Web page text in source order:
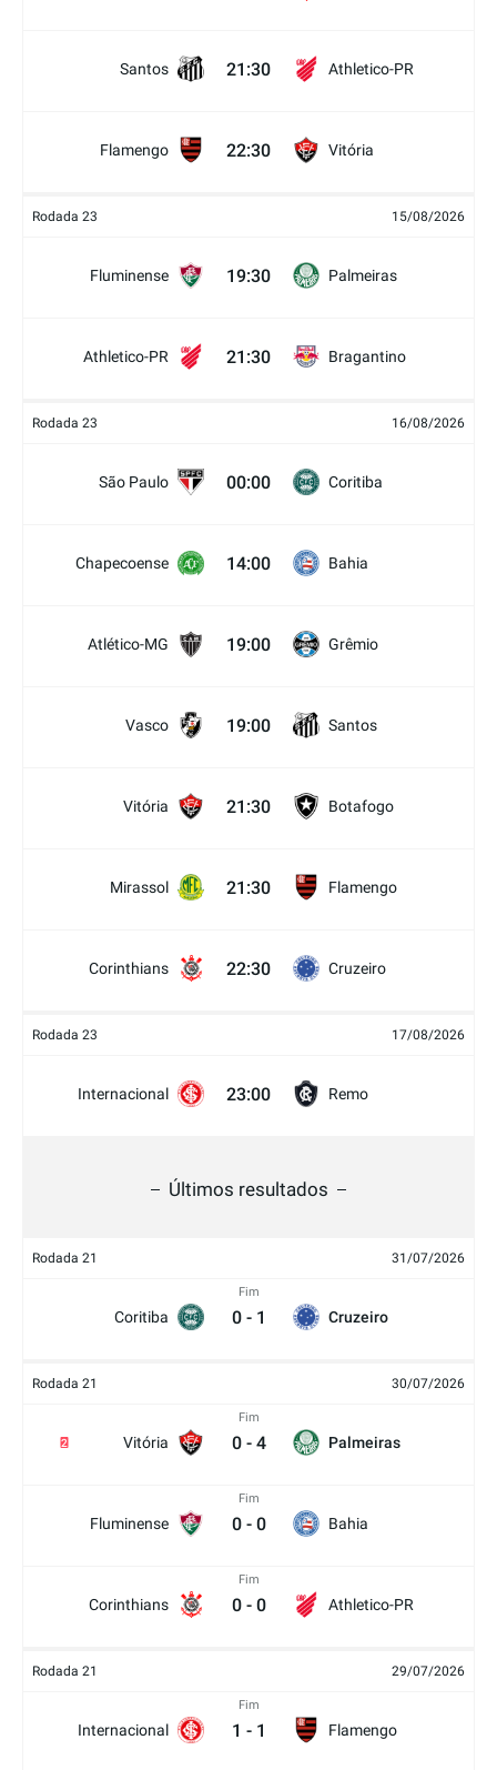
Santos 21:30 Athletico-PR
Flamengo 22:30 Vitória
Rodada 23 15/08/2026
Fluminense 19:30 Palmeiras
Athletico-PR 21:30 Bragantino
Rodada 23 16/08/2026
São Paulo 00:00 Coritiba
Chapecoense 14:00 Bahia
Atlético-MG 19:00 Grêmio
Vasco 19:00 Santos
Vitória 21:30 Botafogo
Mirassol 21:30 Flamengo
Corinthians 22:30 Cruzeiro
Rodada 23 17/08/2026
Internacional 23:00 Remo
Últimos resultados
Rodada 21 31/07/2026
Coritiba
Fim
0 - 1 Cruzeiro
Rodada 21 30/07/2026
Vitória
2
Fim
0 - 4 Palmeiras
Fluminense
Fim
0 - 0 Bahia
Corinthians
Fim
0 - 0 Athletico-PR
Rodada 21 29/07/2026
Internacional
Fim
1 - 1 Flamengo